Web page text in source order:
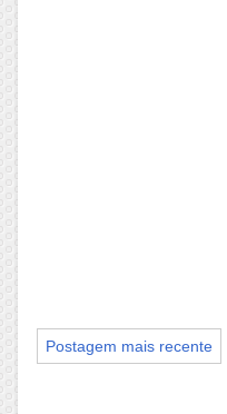
Postagem mais recente